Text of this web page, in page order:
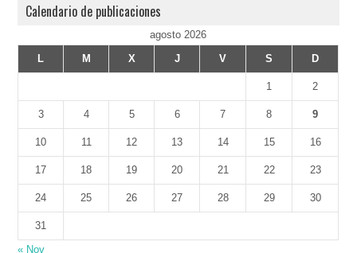
Calendario de publicaciones
agosto 2026
L
M X J V S D
1 2
3 4 5 6 7 8 9
10 11 12 13 14 15 16
17 18 19 20 21 22 23
24 25 26 27 28 29 30
31
« Nov